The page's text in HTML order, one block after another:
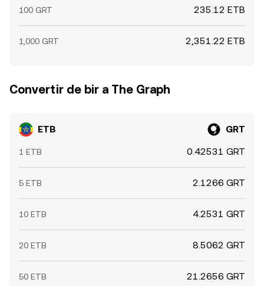
100 GRT 235.12 ETB
1,000 GRT 2,351.22 ETB
Convertir de bir a The Graph
ETB GRT
1 ETB 0.42531 GRT
5 ETB 2.1266 GRT
10 ETB 4.2531 GRT
20 ETB 8.5062 GRT
50 ETB 21.2656 GRT